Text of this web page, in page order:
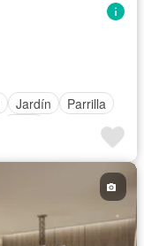
Jardín
Parrilla